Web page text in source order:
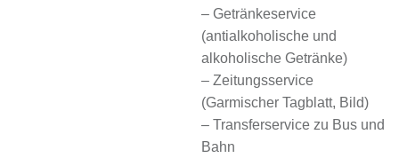
– Getränkeservice
(antialkoholische und
alkoholische Getränke)
– Zeitungsservice
(Garmischer Tagblatt, Bild)
– Transferservice zu Bus und
Bahn